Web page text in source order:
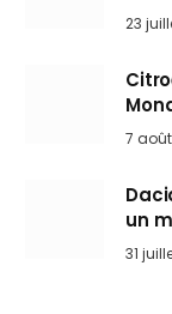
23
Mini
7
un
31